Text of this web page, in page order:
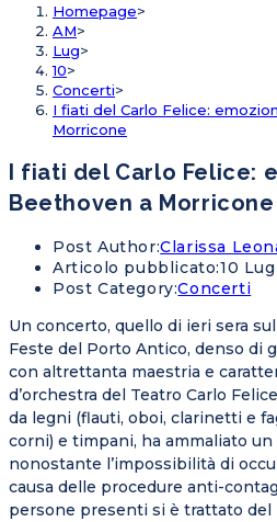
Homepage>
AM>
Lug>
10>
Concerti>
I fiati del Carlo Felice:
Morricone
I fiati del Carlo Felice:
Beethoven a Morricone
Post Author:Clarissa
Articolo pubblicato:10
Post Category:Concerti
Un concerto, quello di ieri sera
Feste del Porto Antico, denso di
con altrettanta maestria e
d’orchestra del Teatro Carlo
da legni (flauti, oboi, clarinetti e
corni) e timpani, ha ammaliato
nonostante l’impossibilità di
causa delle procedure anti-
persone presenti si è trattato